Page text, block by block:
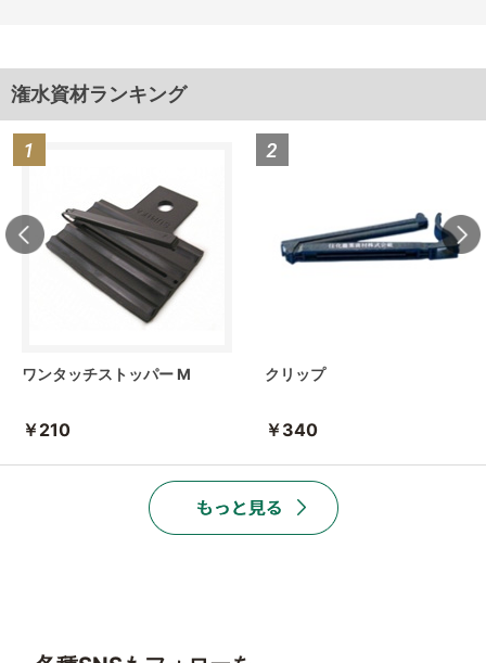
潅水資材ランキング
ワンタッチストッパー M
￥210
クリップ
￥340